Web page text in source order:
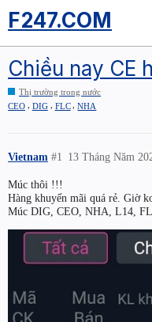
F247.COM
Chiều nay CE
Thị trường trong nước
CEO , DIG , FLC ,NHA
Vietnam 13 Tháng Năm
#1
Múc thôi !!!
Hàng khuyến mãi quá rẻ. Giờ
Múc DIG, CEO, NHA, L14,